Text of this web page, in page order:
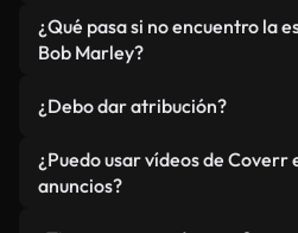
por IA. Todo está
No si selecciona nuestras
para web, diseñadas
métricas como LCP.
¿Qué pasa si no encuentro la
Bob Marley?
Studio. Describe la escena,
atardecer", y la IA la
conforme a nuestros
¿Debo dar atribución?
No es necesario. Todos los
biblioteca son royalty-free,
¿Puedo usar vídeos de Coverr
anuncios?